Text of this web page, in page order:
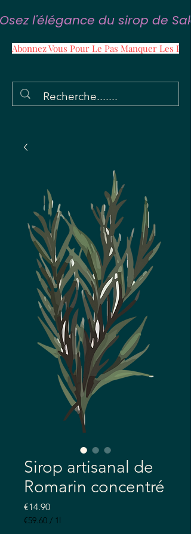
Osez l'élégance du sirop de
Abonnez Vous Pour Le Pas Manquer Les
Sirop artisanal de
Romarin concentré
€14.90Price
€59.60 / 1l